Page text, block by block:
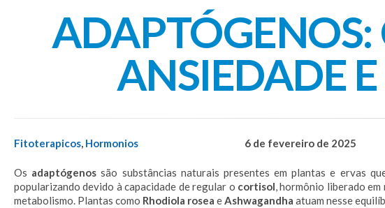
ADAPTÓGENOS:
ANSIEDADE
Fitoterapicos, Hormonios 6 de fevereiro de 2025
Os adaptógenos são substâncias naturais presentes em plantas e ervas
popularizando devido à capacidade de regular o cortisol, hormônio liberado
metabolismo. Plantas como Rhodiola rosea eAshwagandha atuam nesse